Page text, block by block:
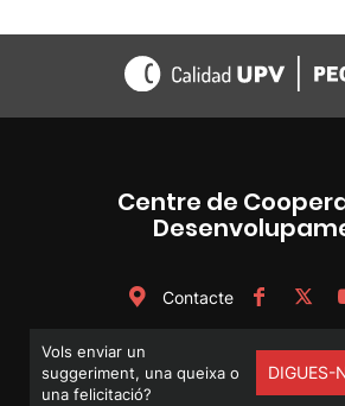
Centre de
Contacte
Vols enviar un
suggeriment, una queixa o
una felicitació?
DIGUES-